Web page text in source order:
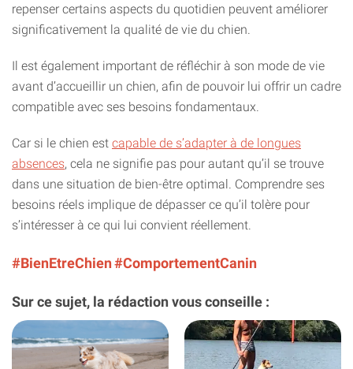
repenser certains aspects du quotidien peuvent améliorer
significativement la qualité de vie du chien.
Il est également important de réfléchir à son mode de vie
avant d’accueillir un chien, afin de pouvoir lui offrir un cadre
compatible avec ses besoins fondamentaux.
Car si le chien est capable de s’adapter à de longues
absences, cela ne signifie pas pour autant qu’il se trouve
dans une situation de bien-être optimal. Comprendre ses
besoins réels implique de dépasser ce qu’il tolère pour
s’intéresser à ce qui lui convient réellement.
#BienEtreChien#ComportementCanin
Sur ce sujet, la rédaction vous conseille :